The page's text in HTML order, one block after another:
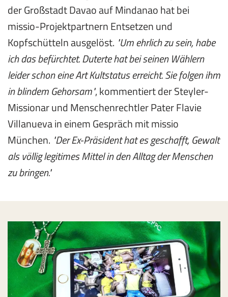
der Großstadt Davao auf Mindanao hat bei
missio-Projektpartnern Entsetzen und
Kopfschütteln ausgelöst. Um ehrlich zu sein, habe
ich das befürchtet. Duterte hat bei seinen Wählern
leider schon eine Art Kultstatus erreicht. Sie folgen ihm
in blindem Gehorsam, kommentiert der Steyler-
Missionar und Menschenrechtler Pater Flavie
Villanueva in einem Gespräch mit missio
München. Der Ex-Präsident hat es geschafft, Gewalt
als völlig legitimes Mittel in den Alltag der Menschen
zu bringen.